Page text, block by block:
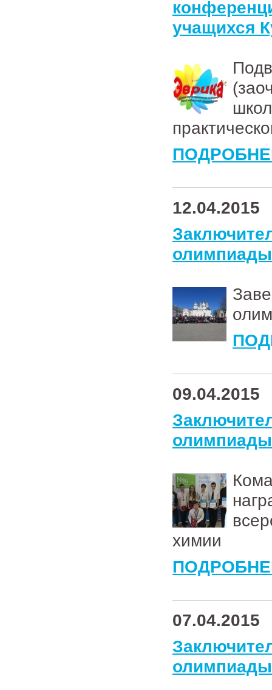
учащихся
12.04.2015
09.04.2015
химии
07.04.2015